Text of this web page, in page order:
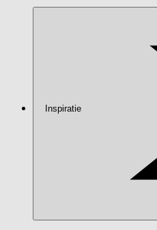
Inspiratie